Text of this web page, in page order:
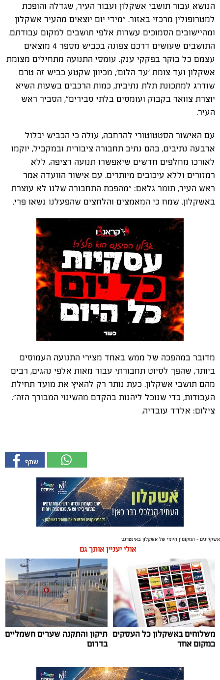
הנושא עבור תושבי אשקלון ועבור העיר, שגדלה והופכת
למטרופולין מרכזי באזור. ״מידי יום יוצאים מהעיר אשקלון
ומהיישובים הסמוכים עשרות אלפי תושבים למקום עבודתם.
התושבים שעושים דרכם צפונה בכביש מספר 4 מוצאים
עצמם כל בוקר בפקקי ענק. עומסי התנועה מתחילים מצומת
אשקלון ועד צומת 'עד הלום', מכיוון שקטע כביש זה טרם
שודרג למתכונת תלת נתיבית, כמות הרכבים בשעות השיא
יוצרת צוואר בקבוק ועומסים בלתי סבירים", הסביר ראש
העיר.
עם האישור הסטטוטורי להרחבה, עולה כי הכביש יכלול
ארבעה נתיבים, בהם נתיב תחבורה ציבורית ובמקביל, יוקמו
לאורכו מחלפים חדשים שיאפשרו תנועה רציפה, ללא
רמזורים וללא עיכובים מיותרים. עם אישור הוועדה אמר
ראש העיר, תומר גלאם: ״מהפכת התחבורה שלנו לא עוצרת
באשקלון. שמח כי המאמצים והלחצים שהפעלנו נשאו פרי.
מדובר במהפכה של ממש באחד מצירי התנועה העמוסים
ביותר, שהפך לסיוט תחבורתי עבור מאות אלפי נהגים, רבים
מהם תושבי אשקלון. כעת נותר רק להאיץ את מועד תחילת
העבודות, כדי שנוכל ליהנות בהקדם מהשינוי המבורך הזה״.
צילום: אלדד עובדיה.
אשקלונים - המקומון היומי של אשקלון באינטרנט
אולי יעניין אותך גם
משלוחים באשקלון כל העסקים
במקום אחד
תיקון והתקנה שערים חשמליים
בדרום